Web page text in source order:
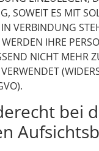
SOWEIT ES MIT
VERBINDUNG
IHRE
NICHT MEHR
bei